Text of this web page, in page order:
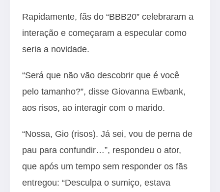
Rapidamente, fãs do “BBB20” celebraram a
interação e começaram a especular como
seria a novidade.
“Será que não vão descobrir que é você
pelo tamanho?”, disse Giovanna Ewbank,
aos risos, ao interagir com o marido.
“Nossa, Gio (risos). Já sei, vou de perna de
pau para confundir…”, respondeu o ator,
que após um tempo sem responder os fãs
entregou: “Desculpa o sumiço, estava